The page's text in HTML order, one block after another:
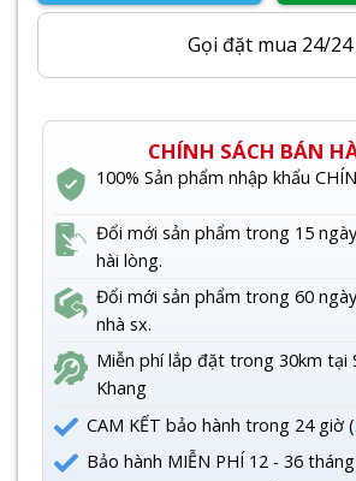
Gọi đặt mua 24/24
CHÍNH SÁCH BÁN
100% Sản phẩm nhập khẩu
Đổi mới sản phẩm trong 15
hài lòng.
Đổi mới sản phẩm trong 60
nhà sx.
Miễn phí lắp đặt trong 30km tại
Khang
CAM KẾT bảo hành trong 24 giờ (
Bảo hành MIỄN PHÍ 12 - 36